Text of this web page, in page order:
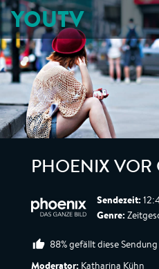
YOUTV
PHOENIX VOR
Sendezeit:
Genre:
88% gefällt diese Sendung
Moderator: Katharina Kühn